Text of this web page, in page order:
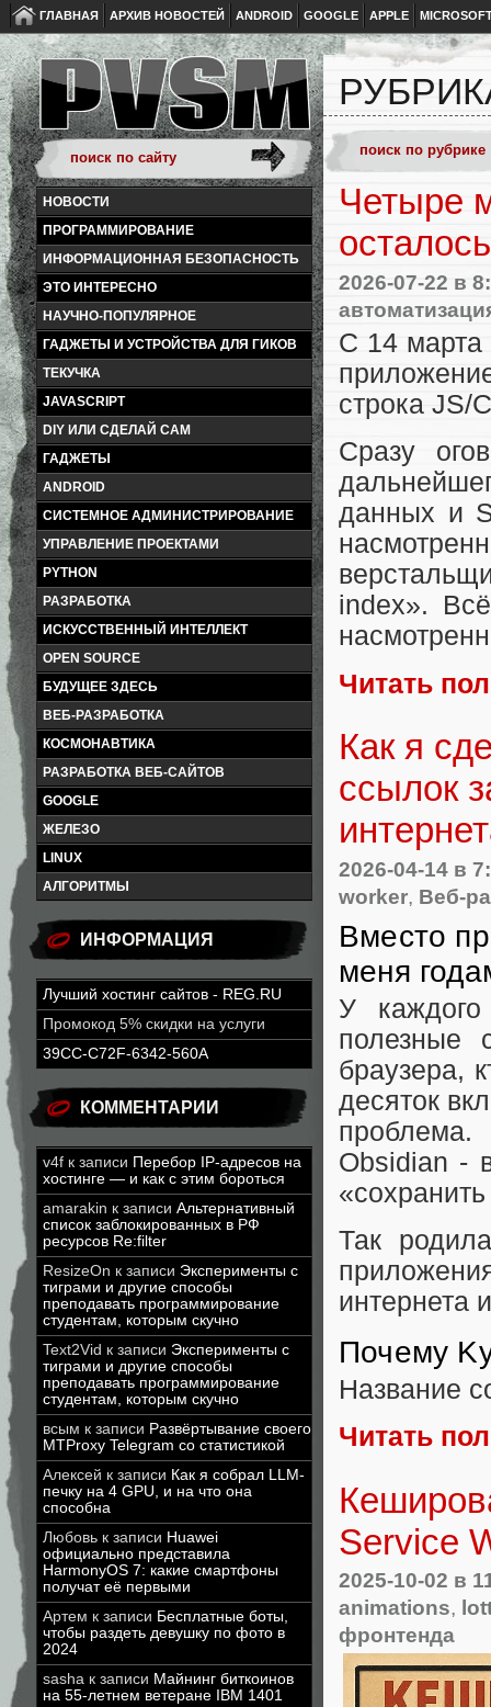
ГЛАВНАЯ АРХИВ НОВОСТЕЙ ANDROID GOOGLE APPLE
НОВОСТИ
ПРОГРАММИРОВАНИЕ
ИНФОРМАЦИОННАЯ БЕЗОПАСНОСТЬ
ЭТО ИНТЕРЕСНО
НАУЧНО-ПОПУЛЯРНОЕ
ГАДЖЕТЫ И УСТРОЙСТВА ДЛЯ ГИКОВ
ТЕКУЧКА
JAVASCRIPT
DIY ИЛИ СДЕЛАЙ САМ
ГАДЖЕТЫ
ANDROID
СИСТЕМНОЕ АДМИНИСТРИРОВАНИЕ
УПРАВЛЕНИЕ ПРОЕКТАМИ
PYTHON
РАЗРАБОТКА
ИСКУССТВЕННЫЙ ИНТЕЛЛЕКТ
OPEN SOURCE
БУДУЩЕЕ ЗДЕСЬ
ВЕБ-РАЗРАБОТКА
КОСМОНАВТИКА
РАЗРАБОТКА ВЕБ-САЙТОВ
GOOGLE
ЖЕЛЕЗО
LINUX
АЛГОРИТМЫ
ИНФОРМАЦИЯ
Лучший хостинг сайтов - REG.RU
Промокод 5% скидки на услуги
39CC-C72F-6342-560A
КОММЕНТАРИИ
v4f к записи Перебор IP-адресов на
хостинге — и как с этим бороться
amarakin к записи Альтернативный
список заблокированных в РФ
ресурсов Re:filter
ResizeOn к записи Эксперименты с
тиграми и другие способы
преподавать программирование
студентам, которым скучно
Text2Vid к записи Эксперименты с
тиграми и другие способы
преподавать программирование
студентам, которым скучно
всым к записи Развёртывание своего
MTProxy Telegram со статистикой
Алексей к записи Как я собрал LLM-
печку на 4 GPU, и на что она
способна
Любовь к записи Huawei
официально представила
HarmonyOS 7: какие смартфоны
получат её первыми
Артем к записи Бесплатные боты,
чтобы раздеть девушку по фото в
2024
sasha к записи Майнинг биткоинов
на 55-летнем ветеране IBM 1401
Четыре
2026-07-22 в
С 14 марта
строка JS/
Сразу
данных и
index».
Читать
Как я
ссылок
2026-04-14 в
worker, Веб-
Вместо
меня
У
полезные
браузера,
десяток
Obsidian -
Так
интернета
Почему
Название
Читать
Service
2025-10-02 в
animations,
фронтенда